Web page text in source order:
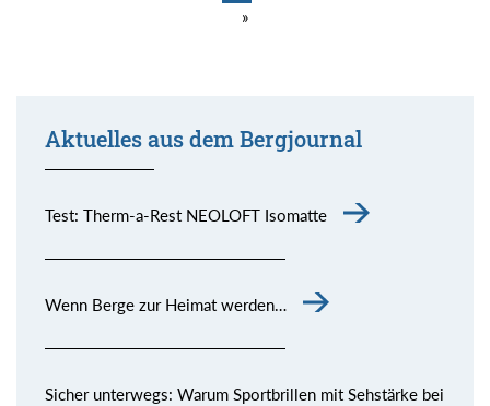
»
Aktuelles aus dem Bergjournal
Test: Therm-a-Rest NEOLOFT Isomatte
Wenn Berge zur Heimat werden…
Sicher unterwegs: Warum Sportbrillen mit Sehstärke bei